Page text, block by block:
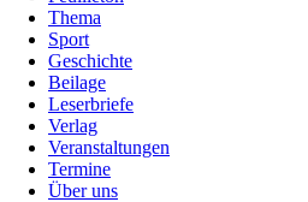
Thema
Sport
Geschichte
Beilage
Leserbriefe
Verlag
Veranstaltungen
Termine
Über uns